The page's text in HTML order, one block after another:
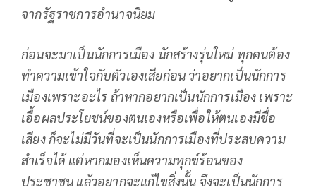
จากรัฐราชการอำนาจนิยม
ก่อนจะมาเป็นนักการเมือง นักสร้างรุ่นใหม่ ทุกคนต้อง
ทำความเข้าใจกับตัวเองเสียก่อน ว่าอยากเป็นนักการ
เมืองเพราะอะไร ถ้าหากอยากเป็นนักการเมือง เพราะ
เอื้อผลประโยชน์ของตนเองหรือเพื่อให้ตนเองมีชื่อ
เสียง ก็จะไม่มีวันที่จะเป็นนักการเมืองที่ประสบความ
สำเร็จได้ แต่หากมองเห็นความทุกข์ร้อนของ
ประชาชน แล้วอยากจะแก้ไขสิ่งนั้น จึงจะเป็นนักการ